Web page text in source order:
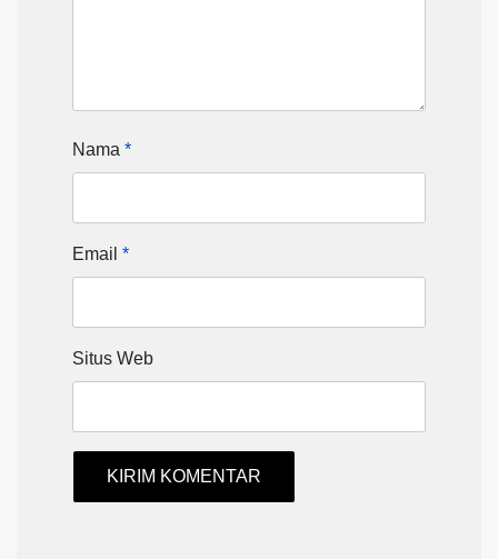
Nama *
Email *
Situs Web